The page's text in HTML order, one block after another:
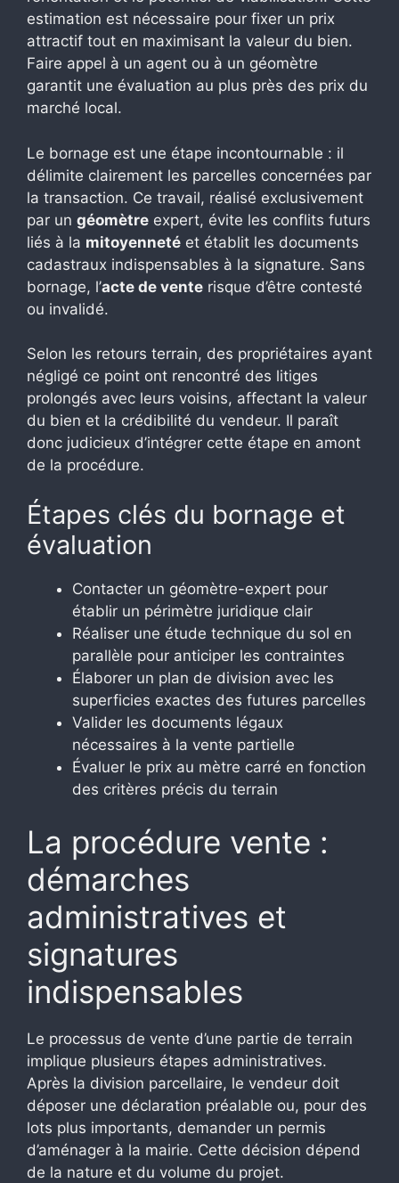
estimation est nécessaire pour fixer un prix
attractif tout en maximisant la valeur du bien.
Faire appel à un agent ou à un géomètre
garantit une évaluation au plus près des prix du
marché local.
Le bornage est une étape incontournable : il
délimite clairement les parcelles concernées par
la transaction. Ce travail, réalisé exclusivement
par un géomètre expert, évite les conflits futurs
liés à la mitoyenneté et établit les documents
cadastraux indispensables à la signature. Sans
bornage, l’acte de vente risque d’être contesté
ou invalidé.
Selon les retours terrain, des propriétaires ayant
négligé ce point ont rencontré des litiges
prolongés avec leurs voisins, affectant la valeur
du bien et la crédibilité du vendeur. Il paraît
donc judicieux d’intégrer cette étape en amont
de la procédure.
Étapes clés du bornage et
évaluation
Contacter un géomètre-expert pour
établir un périmètre juridique clair
Réaliser une étude technique du sol en
parallèle pour anticiper les contraintes
Élaborer un plan de division avec les
superficies exactes des futures parcelles
Valider les documents légaux
nécessaires à la vente partielle
Évaluer le prix au mètre carré en fonction
des critères précis du terrain
La procédure vente :
démarches
administratives et
signatures
indispensables
Le processus de vente d’une partie de terrain
implique plusieurs étapes administratives.
Après la division parcellaire, le vendeur doit
déposer une déclaration préalable ou, pour des
lots plus importants, demander un permis
d’aménager à la mairie. Cette décision dépend
de la nature et du volume du projet.